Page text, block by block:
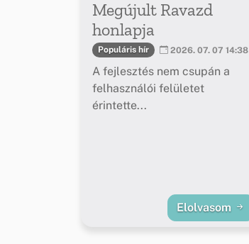
Megújult Ravazd
honlapja
Populáris hír 2026. 07. 07 14:38
A fejlesztés nem csupán a
felhasználói felületet
érintette...
Elolvasom